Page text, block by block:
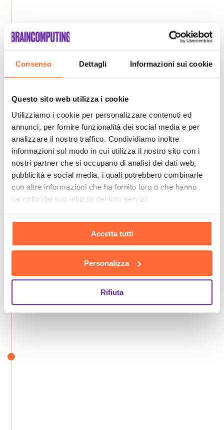
Consenso Dettagli Informazioni sui cookie
Questo sito web utilizza i cookie
Utilizziamo i cookie per personalizzare contenuti ed
annunci, per fornire funzionalità dei social media e per
analizzare il nostro traffico. Condividiamo inoltre
informazioni sul modo in cui utilizza il nostro sito con i
nostri partner che si occupano di analisi dei dati web,
pubblicità e social media, i quali potrebbero combinarle
con altre informazioni che ha fornito loro o che hanno
raccolto dal suo utilizzo dei loro servizi.
Accetta tutti
Personalizza
Rifiuta